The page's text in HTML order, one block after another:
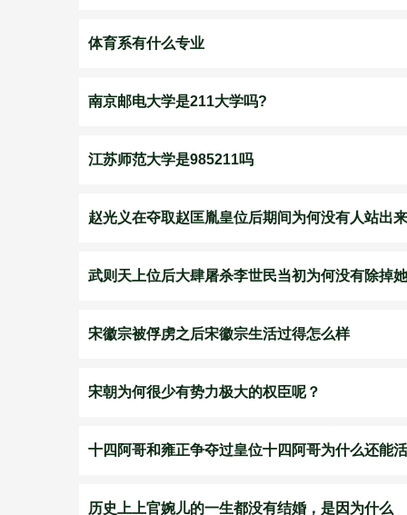
体育系有什么专业
南京邮电大学是211大学吗?
江苏师范大学是985211吗
赵光义在夺取赵匡胤皇位后期间为何没有人站出
武则天上位后大肆屠杀李世民当初为何没有除掉她
宋徽宗被俘虏之后宋徽宗生活过得怎么样
宋朝为何很少有势力极大的权臣呢？
十四阿哥和雍正争夺过皇位十四阿哥为什么还能
历史上上官婉儿的一生都没有结婚，是因为什么